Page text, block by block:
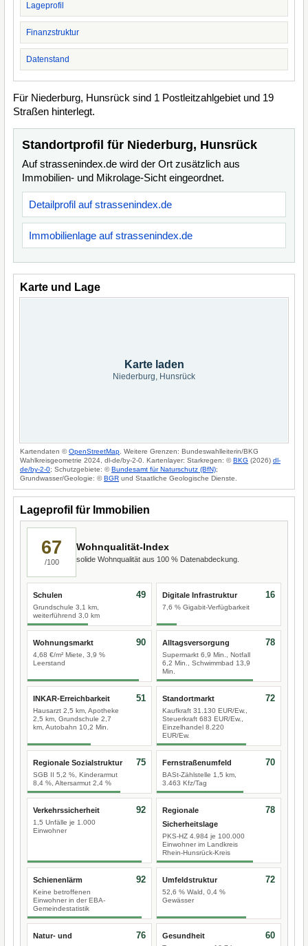
Lageprofil
Finanzstruktur
Datenstand
Für Niederburg, Hunsrück sind 1 Postleitzahlgebiet und 19
Straßen hinterlegt.
Standortprofil für Niederburg, Hunsrück
Auf strassenindex.de wird der Ort zusätzlich aus
Immobilien- und Mikrolage-Sicht eingeordnet.
Detailprofil auf strassenindex.de
Immobilienlage auf strassenindex.de
Karte und Lage
Karte laden
Niederburg, Hunsrück
Kartendaten ©OpenStreetMap . Weitere Grenzen: Bundeswahlleiterin/BKG
Wahlkreisgeometrie 2024, dl-de/by-2-0. Kartenlayer: Starkregen: ©BKG (2026) dl-
de/by-2-0; Schutzgebiete: ©Bundesamt für Naturschutz (BfN);
Grundwasser/Geologie: ©BGR und Staatliche Geologische Dienste.
Lageprofil für Immobilien
67
/100
Wohnqualität-Index
solide Wohnqualität aus 100 % Datenabdeckung.
Schulen
Grundschule 3,1 km,
weiterführend 3,0 km
49 Digitale Infrastruktur
7,6 % Gigabit-Verfügbarkeit
16
Wohnungsmarkt
4,68 €/m² Miete, 3,9 %
Leerstand
90 Alltagsversorgung
Supermarkt 6,9 Min., Notfall
6,2 Min., Schwimmbad 13,9
Min.
78
INKAR-Erreichbarkeit
Hausarzt 2,5 km, Apotheke
2,5 km, Grundschule 2,7
km, Autobahn 10,2 Min.
51 Standortmarkt
Kaufkraft 31.130 EUR/Ew.,
Steuerkraft 683 EUR/Ew.,
Einzelhandel 8.220
EUR/Ew.
72
Regionale Sozialstruktur
SGB II 5,2 %, Kinderarmut
8,4 %, Altersarmut 2,4 %
75 Fernstraßenumfeld
BASt-Zählstelle 1,5 km,
3.463 Kfz/Tag
70
Verkehrssicherheit
1,5 Unfälle je 1.000
Einwohner
92
Regionale
Sicherheitslage
PKS-HZ 4.984 je 100.000
Einwohner im Landkreis
Rhein-Hunsrück-Kreis
78
Schienenlärm
Keine betroffenen
Einwohner in der EBA-
Gemeindestatistik
92 Umfeldstruktur
52,6 % Wald, 0,4 %
Gewässer
72
Natur- und
76 Gesundheit 60